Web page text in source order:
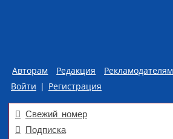
Авторам Редакция Рекламодателям
Войти | Регистрация
Свежий номер
Подписка